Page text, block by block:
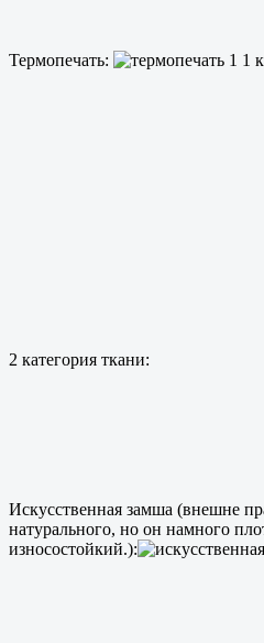
Термопечать:
2 категория ткани:
Искусственная замша (внешне
натурального, но он намного
износостойкий.):